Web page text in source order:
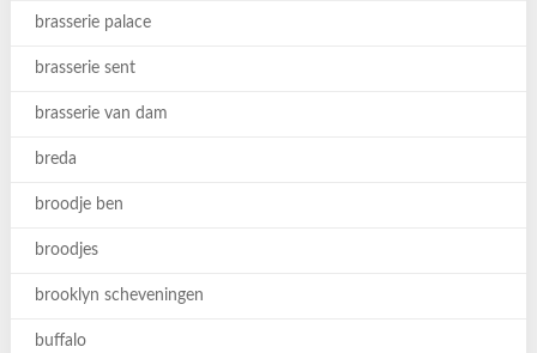
brasserie palace
brasserie sent
brasserie van dam
breda
broodje ben
broodjes
brooklyn scheveningen
buffalo